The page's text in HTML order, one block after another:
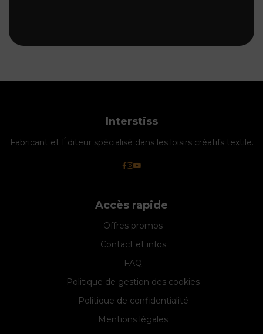
Interstiss
Fabricant et Éditeur spécialisé dans les loisirs créatifs textile.
Accès rapide
Offres promos
Contact et infos
FAQ
Politique de gestion des cookies
Politique de confidentialité
Mentions légales